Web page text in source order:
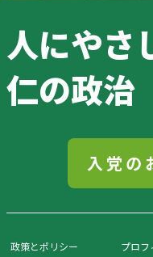
人にやさ
仁の政治
入党の
政策とポリシー プロフ